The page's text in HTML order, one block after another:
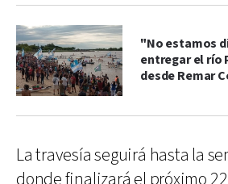
"No estamos
entregar el río
desde Remar
La travesía seguirá hasta la
donde finalizará el próximo